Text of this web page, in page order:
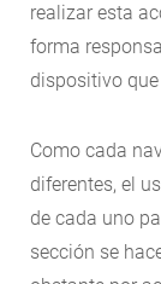
realizar esta
forma
dispositivo que
Como cada
diferentes, el
de cada uno
sección se